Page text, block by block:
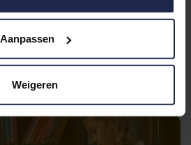
Aanpassen
Weigeren